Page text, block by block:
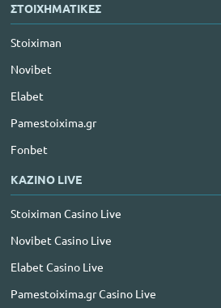
ΣΤΟΙΧΗΜΑΤΙΚΕΣ
Stoiximan
Novibet
Elabet
Pamestoixima.gr
Fonbet
ΚΑΖΙΝΟ LIVE
Stoiximan Casino Live
Novibet Casino Live
Elabet Casino Live
Pamestoixima.gr Casino Live